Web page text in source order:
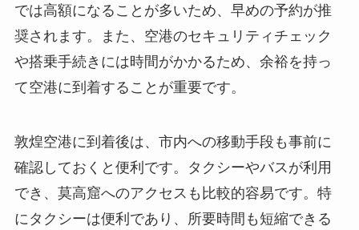
では高額になることが多いため、早めの予約が推
奨されます。また、空港のセキュリティチェック
や搭乗手続きには時間がかかるため、余裕を持っ
て空港に到着することが重要です。
敦煌空港に到着後は、市内への移動手段も事前に
確認しておくと便利です。タクシーやバスが利用
でき、莫高窟へのアクセスも比較的容易です。特
にタクシーは便利であり、所要時間も短縮できる